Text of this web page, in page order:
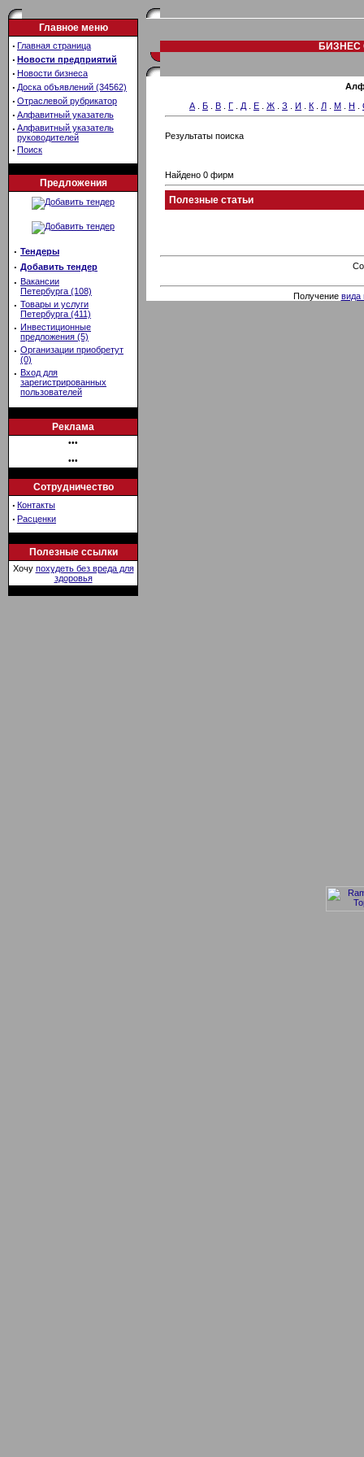
Главное меню
· Главная страница
· Новости предприятий
· Новости бизнеса
· Доска объявлений (34562)
· Отраслевой рубрикатор
· Алфавитный указатель
· Алфавитный указатель
руководителей
· Поиск
Предложения
· Тендеры
· Добавить тендер
· Вакансии
Петербурга (108)
· Товары и услуги
Петербурга (411)
· Инвестиционные
предложения (5)
· Организации приобретут
(0)
· Вход для
зарегистрированных
пользователей
Реклама
•••
•••
Сотрудничество
· Контакты
· Расценки
Полезные ссылки
Хочу похудеть без вреда для
здоровья
БИЗНЕС
А
Б В Г Д Е Ж З И К Л М Н
Результаты поиска
Найдено 0 фирм
Полезные статьи
Получение вида